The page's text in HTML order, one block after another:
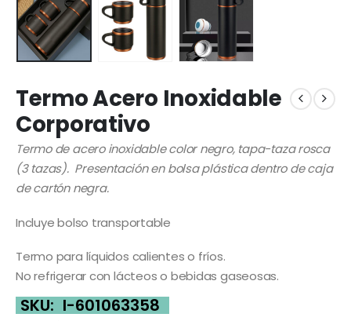
Termo Acero Inoxidable
Corporativo
Termo de acero inoxidable color negro, tapa-taza rosca
(3 tazas). Presentación en bolsa plástica dentro de caja
de cartón negra.
Incluye bolso transportable
Termo para líquidos calientes o fríos.
No refrigerar con lácteos o bebidas gaseosas.
SKU: I-601063358